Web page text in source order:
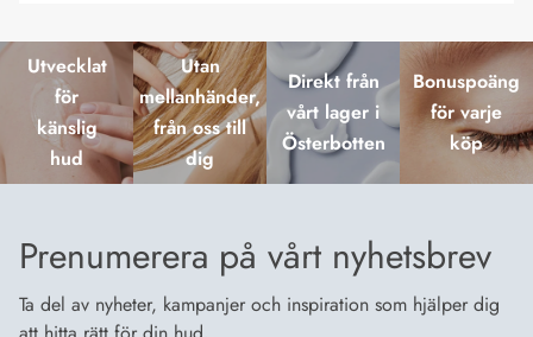
Utvecklat
för
känslig
hud
Utan
mellanhänder,
från oss till
dig
Direkt från
vårt lager i
Österbotten
Bonuspoäng
för varje
köp
Prenumerera på vårt nyhetsbrev
Ta del av nyheter, kampanjer och inspiration som hjälper dig